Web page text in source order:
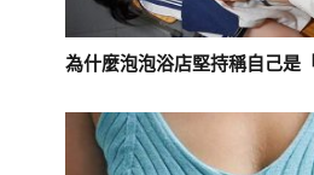
為什麼泡泡浴店堅持稱自己是